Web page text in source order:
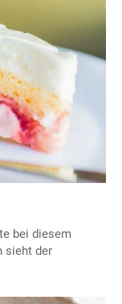
bei diesem
sieht der